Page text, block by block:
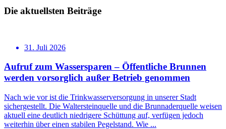
Die aktuellsten Beiträge
31. Juli 2026
Aufruf zum Wassersparen – Öffentliche Brunnen
werden vorsorglich außer Betrieb genommen
Nach wie vor ist die Trinkwasserversorgung in unserer Stadt
sichergestellt. Die Waltersteinquelle und die Brunnaderquelle weisen
aktuell eine deutlich niedrigere Schüttung auf, verfügen jedoch
weiterhin über einen stabilen Pegelstand. Wie ...